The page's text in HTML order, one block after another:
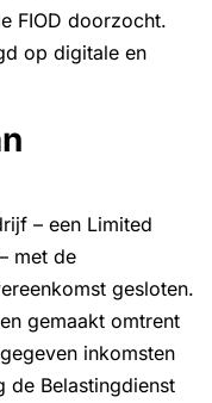
FIOD doorzocht.
op digitale en
– een Limited
met de
gesloten.
gemaakt omtrent
inkomsten
de Belastingdienst